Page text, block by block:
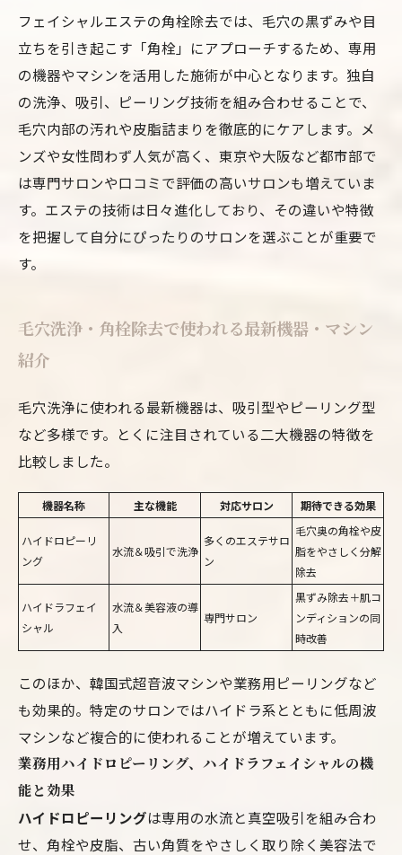
フェイシャルエステの角栓除去では、毛穴の黒ずみや目
立ちを引き起こす「角栓」にアプローチするため、専用
の機器やマシンを活用した施術が中心となります。独自
の洗浄、吸引、ピーリング技術を組み合わせることで、
毛穴内部の汚れや皮脂詰まりを徹底的にケアします。メ
ンズや女性問わず人気が高く、東京や大阪など都市部で
は専門サロンや口コミで評価の高いサロンも増えていま
す。エステの技術は日々進化しており、その違いや特徴
を把握して自分にぴったりのサロンを選ぶことが重要で
す。
毛穴洗浄・角栓除去で使われる最新機器・マシン
紹介
毛穴洗浄に使われる最新機器は、吸引型やピーリング型
など多様です。とくに注目されている二大機器の特徴を
比較しました。
機器名称 主な機能 対応サロン 期待できる効果
ハイドロピーリ
ング
水流＆吸引で洗浄
多くのエステサロ
ン
毛穴奥の角栓や皮
脂をやさしく分解
除去
ハイドラフェイ
シャル
水流＆美容液の導
入
専門サロン
黒ずみ除去＋肌コ
ンディションの同
時改善
このほか、韓国式超音波マシンや業務用ピーリングなど
も効果的。特定のサロンではハイドラ系とともに低周波
マシンなど複合的に使われることが増えています。
業務用ハイドロピーリング、ハイドラフェイシャルの機
能と効果
ハイドロピーリングは専用の水流と真空吸引を組み合わ
せ、角栓や皮脂、古い角質をやさしく取り除く美容法で